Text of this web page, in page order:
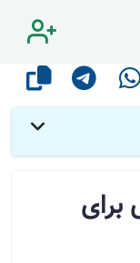
برای داشتن شکمی صاف
برای